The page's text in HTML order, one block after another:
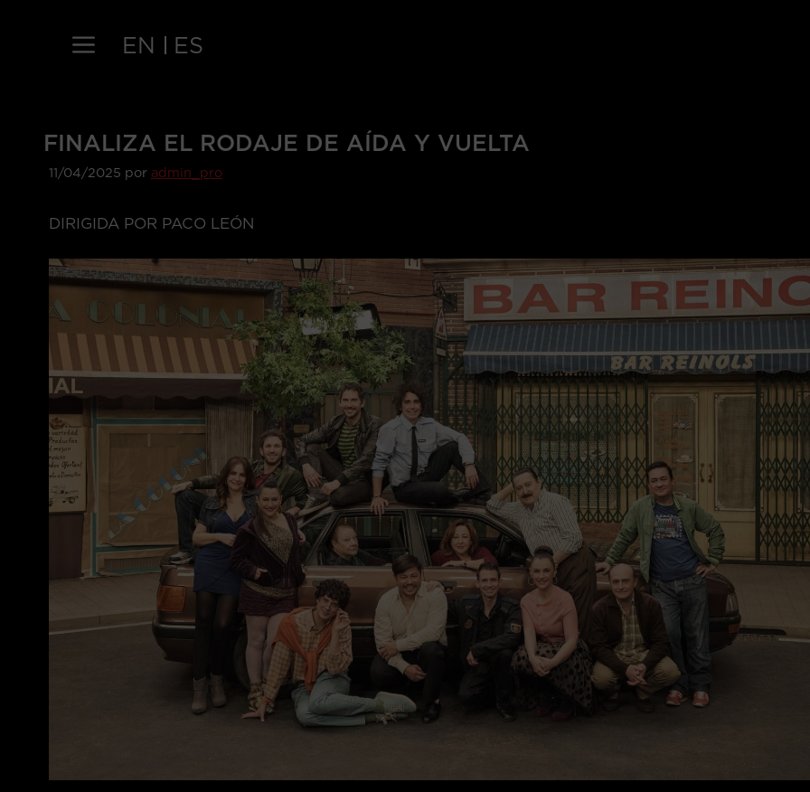
contenido
EN ES
FINALIZA EL RODAJE DE AÍDA Y VUELTA
11/04/2025 por admin_pro
DIRIGIDA POR PACO LEÓN